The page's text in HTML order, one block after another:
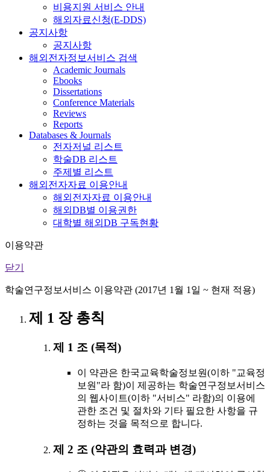
비용지원 서비스 안내
해외자료신청(E-DDS)
공지사항
공지사항
해외전자정보서비스 검색
Academic Journals
Ebooks
Dissertations
Conference Materials
Reviews
Reports
Databases & Journals
전자저널 리스트
학술DB 리스트
주제별 리스트
해외전자자료 이용안내
해외전자자료 이용안내
해외DB별 이용권한
대학별 해외DB 구독현황
이용약관
닫기
학술연구정보서비스 이용약관 (2017년 1월 1일 ~ 현재 적용)
제 1 장 총칙
제 1 조 (목적)
이 약관은 한국교육학술정보원(이하 "교육정
보원"라 함)이 제공하는 학술연구정보서비스
의 웹사이트(이하 "서비스" 라함)의 이용에
관한 조건 및 절차와 기타 필요한 사항을 규
정하는 것을 목적으로 합니다.
제 2 조 (약관의 효력과 변경)